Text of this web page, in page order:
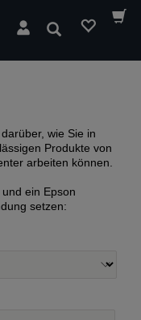
Suchen
wie Sie in
Produkte von
arbeiten können.
ein Epson
setzen: